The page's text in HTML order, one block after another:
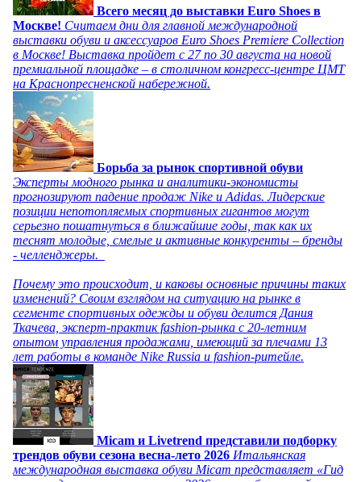
Всего месяц до выставки Euro Shoes в
Москве! Считаем дни для главной международной
выставки обуви и аксессуаров Euro Shoes Premiere Collection
в Москве! Выставка пройдет с 27 по 30 августа на новой
премиальной площадке – в столичном конгресс-центре ЦМТ
на Краснопресненской набережной.
Борьба за рынок спортивной обуви
Эксперты модного рынка и аналитики-экономисты
прогнозируют падение продаж Nike и Adidas. Лидерские
позиции непотопляемых спортивных гигантов могут
серьезно пошатнуться в ближайшие годы, так как их
теснят молодые, смелые и активные конкуренты – бренды
- челленджеры.
Почему это происходит, и каковы основные причины таких
изменений? Своим взглядом на ситуацию на рынке в
сегменте спортивных одежды и обуви делится Дания
Ткачева, эксперт-практик fashion-рынка с 20-летним
опытом управления продажами, имеющий за плечами 13
лет работы в команде Nike Russia и fashion-ритейле.
Micam и Livetrend представили подборку
трендов обуви сезона весна-лето 2026 Итальянская
международная выставка обуви Micam представляет «Гид